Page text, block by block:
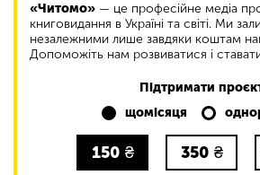
«Читомо» — це професійне медіа
книговидання в Україні та світі. Ми
незалежними лише завдяки коштам
Допоможіть нам розвиватися і
Підтримати
щомісяця
150 ₴ 350 ₴